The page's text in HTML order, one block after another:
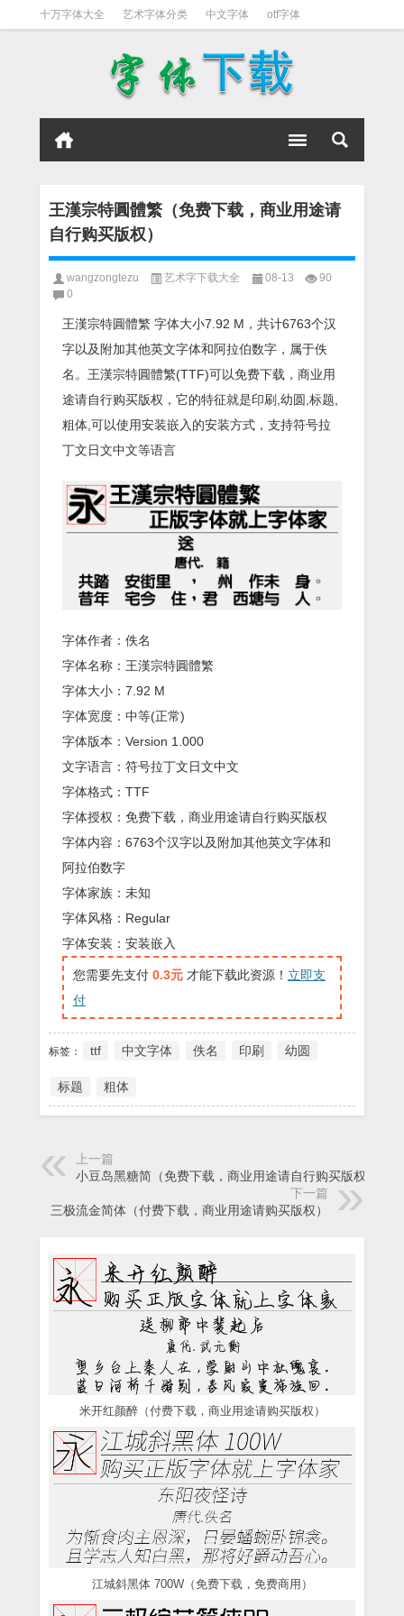
十万字体大全 艺术字体分类 中文字体 otf字体
王漢宗特圓體繁（免费下载，商业用途请
自行购买版权）
wangzongtezu 艺术字下载大全 08-13
90
0
王漢宗特圓體繁 字体大小7.92 M，共计6763个汉
字以及附加其他英文字体和阿拉伯数字，属于佚
名。王漢宗特圓體繁(TTF)可以免费下载，商业用
途请自行购买版权，它的特征就是印刷,幼圆,标题,
粗体,可以使用安装嵌入的安装方式，支持符号拉
丁文日文中文等语言
字体作者：佚名
字体名称：王漢宗特圓體繁
字体大小：7.92 M
字体宽度：中等(正常)
字体版本：Version 1.000
文字语言：符号拉丁文日文中文
字体格式：TTF
字体授权：免费下载，商业用途请自行购买版权
字体内容：6763个汉字以及附加其他英文字体和
阿拉伯数字
字体家族：未知
字体风格：Regular
字体安装：安装嵌入
您需要先支付 0.3元 才能下载此资源！ 立即支
付
标签： ttf 中文字体 佚名 印刷 幼圆
标题 粗体
上一篇
小豆岛黑糖简（免费下载，商业用途请自行购买版权）
下一篇
三极流金简体（付费下载，商业用途请购买版权）
米开红颜醉（付费下载，商业用途请购买版权）
江城斜黑体 700W（免费下载，免费商用）